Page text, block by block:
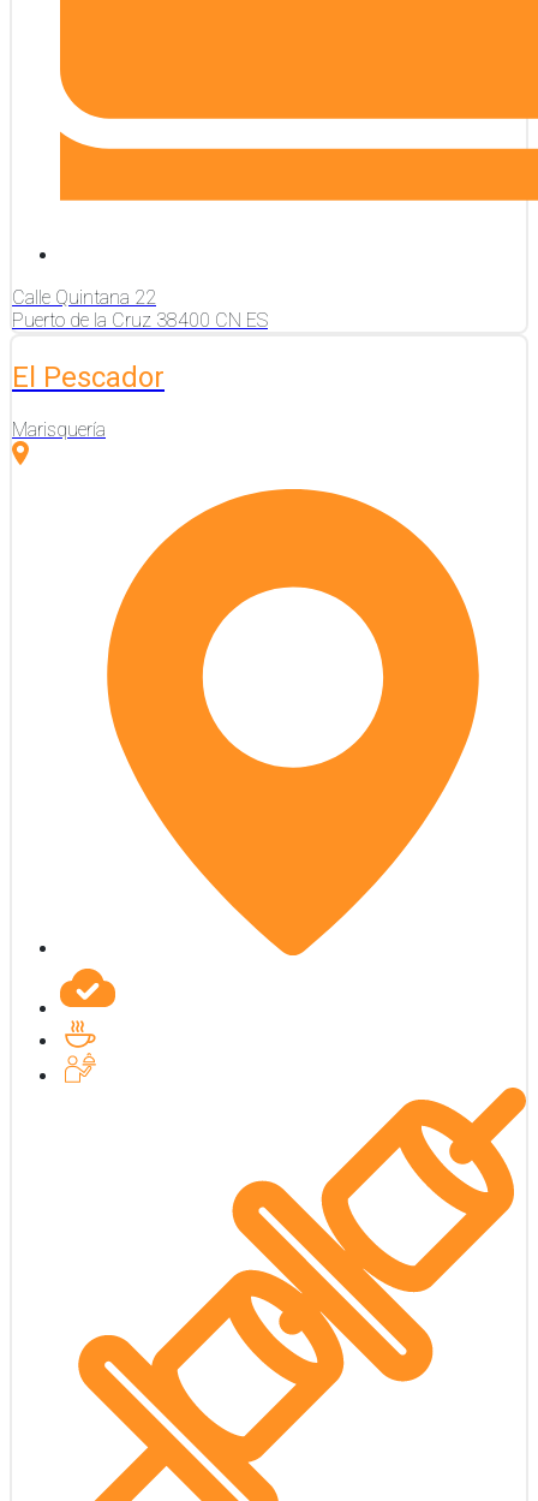
Calle Quintana 22
Puerto de la Cruz 38400 CN ES
El Pescador
Marisquería